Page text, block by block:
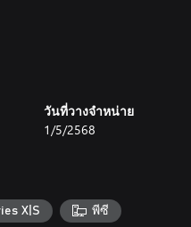
Fit and Fry is the
วันที่วางจำหน่าย
1/5/2568
X|S พีซี